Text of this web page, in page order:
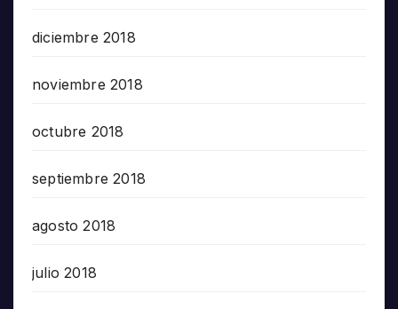
diciembre 2018
noviembre 2018
octubre 2018
septiembre 2018
agosto 2018
julio 2018